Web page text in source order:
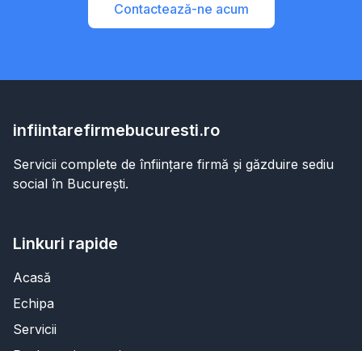
Contactează-ne acum
infiintarefirmebucuresti.ro
Servicii complete de înființare firmă și găzduire sediu
social în București.
Linkuri rapide
Acasă
Echipa
Servicii